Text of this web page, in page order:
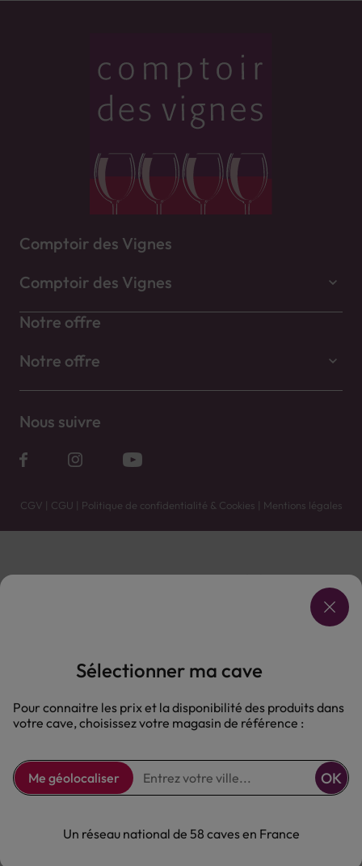
Comptoir des Vignes
Comptoir des Vignes
Notre offre
Notre offre
Nous suivre
CGV | CGU | Politique de confidentialité & Cookies | Mentions légales
Vente uniquement en caves. Contactez votre caviste pour plus de renseignements.
L'ABUS D'ALCOOL EST DANGEREUX POUR LA SANTÉ, À CONSOMMER AVEC MODÉRATION.
Sélectionner ma cave
Pour connaitre les prix et la disponibilité des produits dans
votre cave, choisissez votre magasin de référence :
Me géolocaliser OK
Un réseau national de 58 caves en France